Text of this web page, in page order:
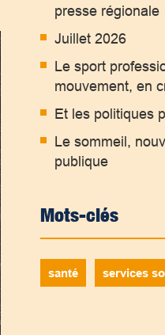
presse régionale
Juillet 2026
Le sport
mouvement, en
Et les politiques
Le sommeil,
publique
Mots-clés
santé services